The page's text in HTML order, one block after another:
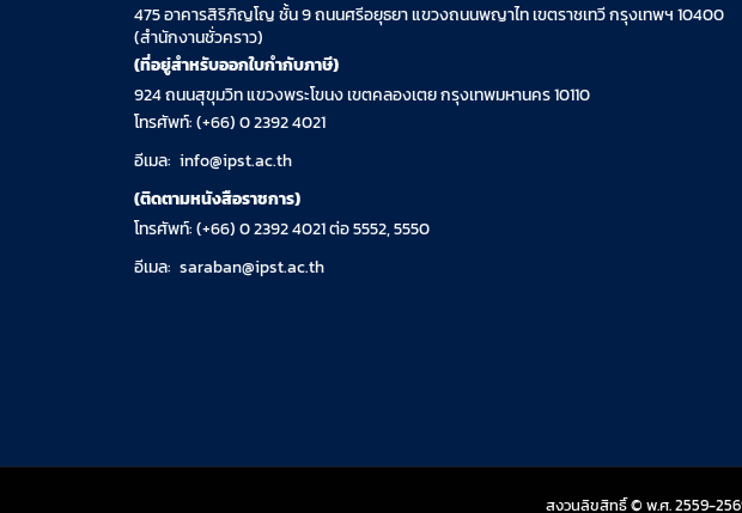
475 อาคารสิริภิญโญ ชั้น 9 ถนนศรีอยุธยา แขวงถนนพญาไท เขตราชเทวี กรุงเทพฯ 10400
(สำนักงานชั่วคราว)
(ที่อยู่สำหรับออกใบกำกับภาษี)
924 ถนนสุขุมวิท แขวงพระโขนง เขตคลองเตย กรุงเทพมหานคร 10110
โทรศัพท์: (+66) 0 2392 4021
อีเมล: info@ipst.ac.th
(ติดตามหนังสือราชการ)
โทรศัพท์: (+66) 0 2392 4021 ต่อ 5552, 5550
อีเมล: saraban@ipst.ac.th
สงวนลิขสิทธิ์ © พ.ศ. 2559-